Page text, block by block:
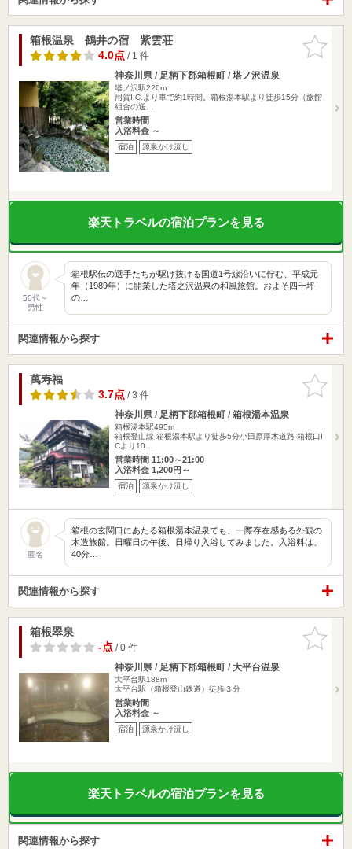
お気に入
りに追加
箱根温泉 鶴井の宿 紫雲荘
4.0点/ 1 件
神奈川県 / 足柄下郡箱根町 / 塔ノ沢温泉
塔ノ沢駅220m
用賀I.C.より車で約1時間。箱根湯本駅より徒歩15分（旅館
組合の送…
営業時間
入浴料金 ～
宿泊 源泉かけ流し
楽天トラベルの宿泊プランを見る
50代～
男性
箱根駅伝の選手たちが駆け抜ける国道1号線沿いに佇む、平成元
年（1989年）に開業した塔之沢温泉の和風旅館。およそ四千坪
の…
関連情報から探す
お気に入
りに追加
萬寿福
3.7点/ 3 件
神奈川県 / 足柄下郡箱根町 / 箱根湯本温泉
箱根湯本駅495m
箱根登山線 箱根湯本駅より徒歩5分小田原厚木道路 箱根口I
Cより10…
営業時間 11:00～21:00
入浴料金 1,200円～
宿泊 源泉かけ流し
匿名
箱根の玄関口にあたる箱根湯本温泉でも、一際存在感ある外観の
木造旅館。日曜日の午後、日帰り入浴してみました。入浴料は、
40分…
関連情報から探す
お気に入
りに追加
箱根翠泉
-点/ 0 件
神奈川県 / 足柄下郡箱根町 / 大平台温泉
大平台駅188m
大平台駅（箱根登山鉄道）徒歩３分
営業時間
入浴料金 ～
宿泊 源泉かけ流し
楽天トラベルの宿泊プランを見る
関連情報から探す